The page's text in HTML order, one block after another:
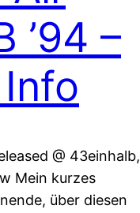
’94 –
@ 43einhalb,
Mein kurzes
über diesen